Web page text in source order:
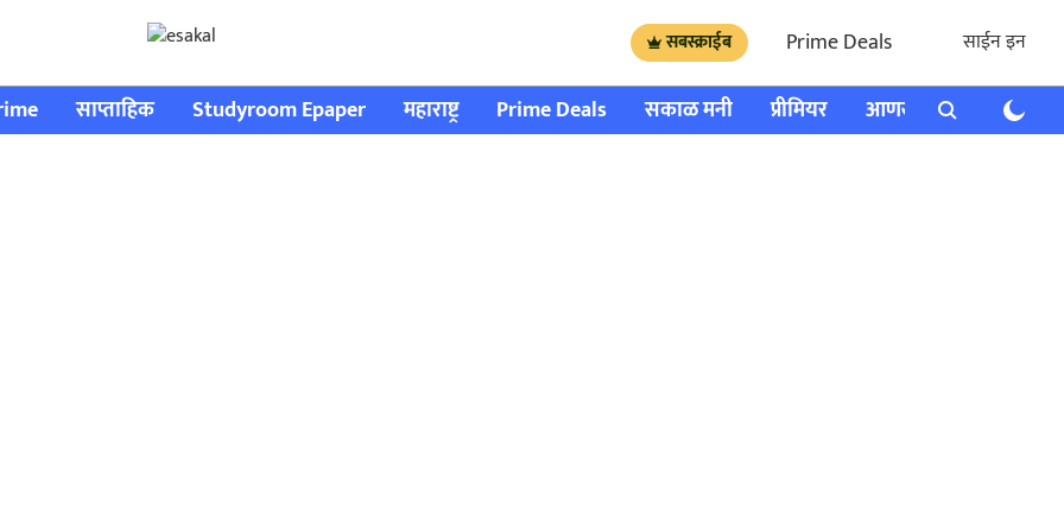
सबस्क्राईब Prime Deals साईन इन
साप्ताहिक Studyroom Epaper महाराष्ट्र Prime Deals सकाळ मनी प्रीमियर आणखी राशी भविष्य